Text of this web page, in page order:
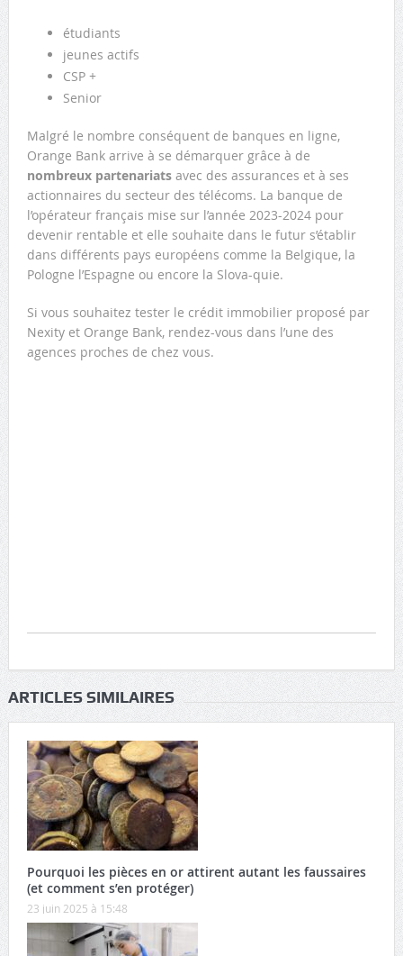
étudiants
jeunes actifs
CSP +
Senior
Malgré le nombre conséquent de banques en ligne,
Orange Bank arrive à se démarquer grâce à de
nombreux partenariatsavec des assurances et à ses
actionnaires du secteur des télécoms. La banque de
l’opérateur français mise sur l’année 2023-2024 pour
devenir rentable et elle souhaite dans le futur s’établir
dans différents pays européens comme la Belgique, la
Pologne l’Espagne ou encore la Slova-quie.
Si vous souhaitez tester le crédit immobilier proposé par
Nexity et Orange Bank, rendez-vous dans l’une des
agences proches de chez vous.
ARTICLES SIMILAIRES
Pourquoi les pièces en or attirent autant les faussaires
(et comment s’en protéger)
23 juin 2025 à 15:48